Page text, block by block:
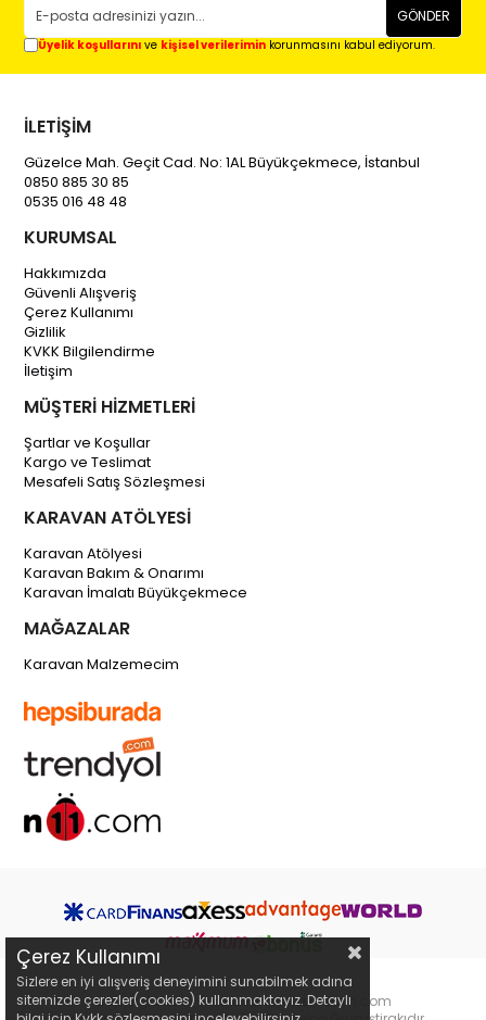
GÖNDER
Üyelik koşullarını ve kişisel verilerimin korunmasını kabul ediyorum.
İLETİŞİM
Güzelce Mah. Geçit Cad. No: 1AL Büyükçekmece, İstanbul
0850 885 30 85
0535 016 48 48
KURUMSAL
Hakkımızda
Güvenli Alışveriş
Çerez Kullanımı
Gizlilik
KVKK Bilgilendirme
İletişim
MÜŞTERİ HİZMETLERİ
Şartlar ve Koşullar
Kargo ve Teslimat
Mesafeli Satış Sözleşmesi
KARAVAN ATÖLYESİ
Karavan Atölyesi
Karavan Bakım & Onarımı
Karavan İmalatı Büyükçekmece
MAĞAZALAR
Karavan Malzemecim
Copyright 2019 © karavanmalzemecim.com
Çerez Kullanımı
Sizlere en iyi alışveriş deneyimini sunabilmek adına
sitemizde çerezler(cookies) kullanmaktayız. Detaylı